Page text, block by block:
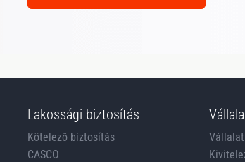
Lakossági biztosítás
Kötelező biztosítás
CASCO